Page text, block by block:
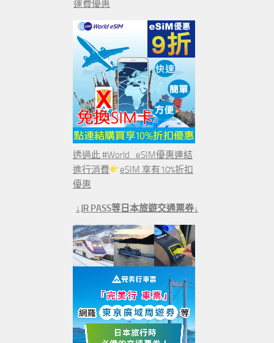
運費優惠
透過此 #World_eSIM優惠連結
進行消費
eSIM 享有10%折扣
優惠
↓JR PASS等日本旅遊交通票券↓